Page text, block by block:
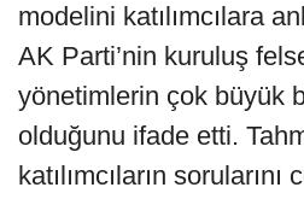
modelini katılımcılara
AK Parti’nin kuruluş
yönetimlerin çok büyük
olduğunu ifade etti.
katılımcıların